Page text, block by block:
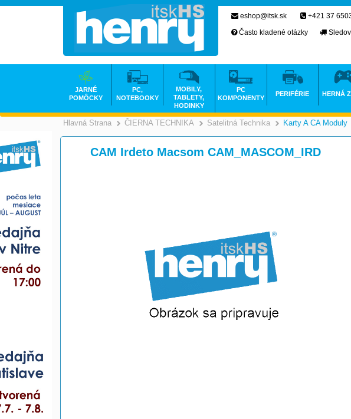
Hlavná Strana >
ČIERNA TECHNIKA >
Satelitná Technika >
Karty A CA Moduly
CAM Irdeto Macsom CAM_MASCOM_IRD
eshop@itsk.sk +421 37
Často kladené otázky
JARNÉ
POMÔCKY
PC,
NOTEBOOKY
MOBILY,
TABLETY,
HODINKY
PC
KOMPONENTY
PERIFÉRIE HERNÁ